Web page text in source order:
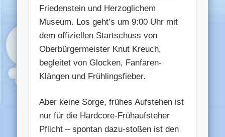
Friedenstein und Herzoglichem
Museum. Los geht’s um 9:00 Uhr mit
dem offiziellen Startschuss von
Oberbürgermeister Knut Kreuch,
begleitet von Glocken, Fanfaren-
Klängen und Frühlingsfieber.
Aber keine Sorge, frühes Aufstehen ist
nur für die Hardcore-Frühaufsteher
Pflicht – spontan dazu-stoßen ist den